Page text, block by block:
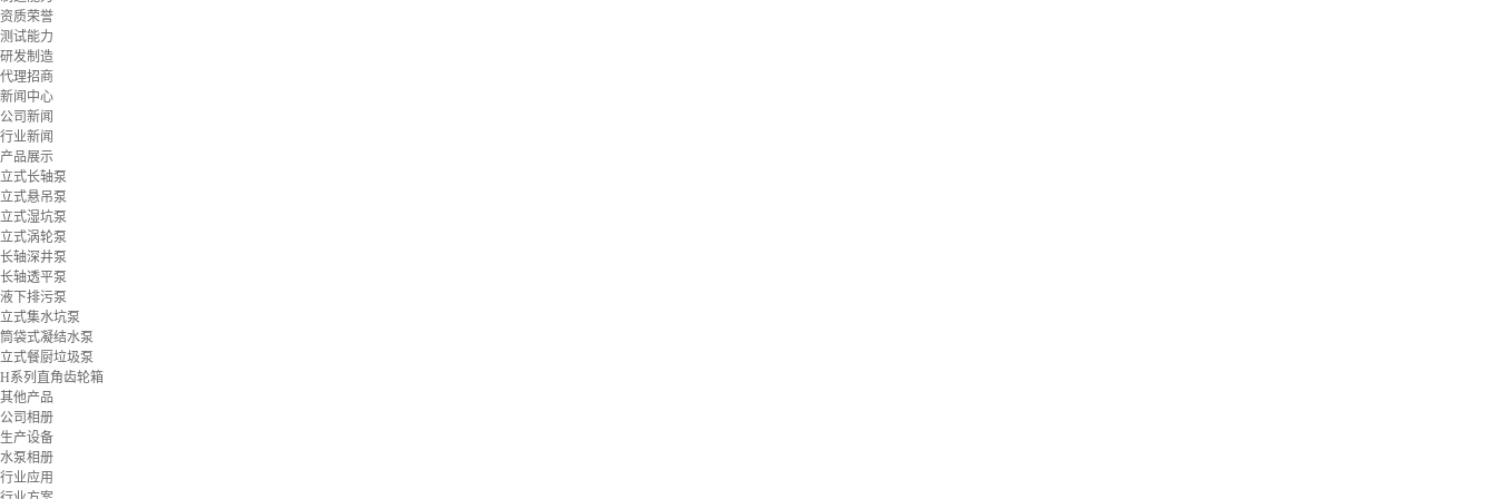
资质荣誉
测试能力
研发制造
代理招商
新闻中心
公司新闻
行业新闻
产品展示
立式长轴泵
立式悬吊泵
立式湿坑泵
立式涡轮泵
长轴深井泵
长轴透平泵
液下排污泵
立式集水坑泵
筒袋式凝结水泵
立式餐厨垃圾泵
H系列直角齿轮箱
其他产品
公司相册
生产设备
水泵相册
行业应用